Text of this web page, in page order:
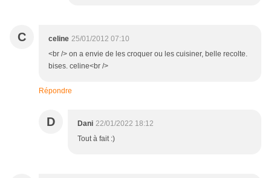
C celine 25/01/2012 07:10
<br /> on a envie de les croquer ou les cuisiner, belle recolte.
bises. celine<br />
Répondre
D Dani 22/01/2022 18:12
Tout à fait :)